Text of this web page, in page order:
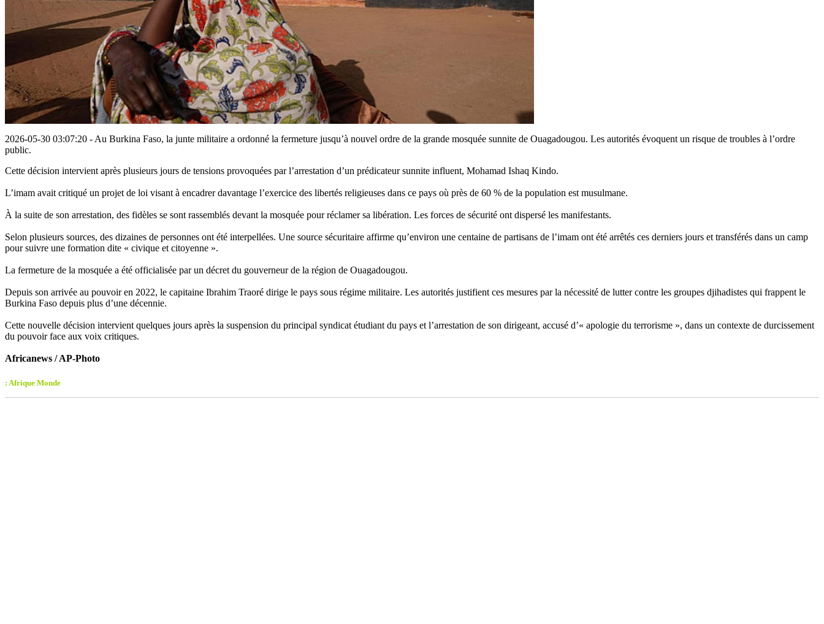
2026-05-30 03:07:20 - Au Burkina Faso, la junte militaire a ordonné la fermeture jusqu’à nouvel ordre de la grande mosquée sunnite de Ouagadougou. Les autorités évoquent un risque de troubles à l’ordre
public.
Cette décision intervient après plusieurs jours de tensions provoquées par l’arrestation d’un prédicateur sunnite influent, Mohamad Ishaq Kindo.
L’imam avait critiqué un projet de loi visant à encadrer davantage l’exercice des libertés religieuses dans ce pays où près de 60 % de la population est musulmane.
À la suite de son arrestation, des fidèles se sont rassemblés devant la mosquée pour réclamer sa libération. Les forces de sécurité ont dispersé les manifestants.
Selon plusieurs sources, des dizaines de personnes ont été interpellées. Une source sécuritaire affirme qu’environ une centaine de partisans de l’imam ont été arrêtés ces derniers jours et transférés dans un camp
pour suivre une formation dite « civique et citoyenne ».
La fermeture de la mosquée a été officialisée par un décret du gouverneur de la région de Ouagadougou.
Depuis son arrivée au pouvoir en 2022, le capitaine Ibrahim Traoré dirige le pays sous régime militaire. Les autorités justifient ces mesures par la nécessité de lutter contre les groupes djihadistes qui frappent le
Burkina Faso depuis plus d’une décennie.
Cette nouvelle décision intervient quelques jours après la suspension du principal syndicat étudiant du pays et l’arrestation de son dirigeant, accusé d’« apologie du terrorisme », dans un contexte de durcissement
du pouvoir face aux voix critiques.
Africanews / AP-Photo
: Afrique Monde